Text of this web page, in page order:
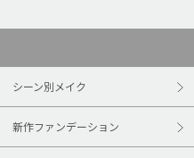
シーン別メイク
新作ファンデーション